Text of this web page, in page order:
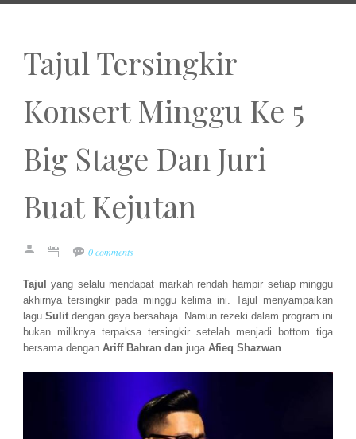
Tajul Tersingkir
Konsert Minggu Ke 5
Big Stage Dan Juri
Buat Kejutan
0 comments
Tajulyang selalu mendapat markah rendah hampir setiap minggu
akhirnya tersingkir pada minggu kelima ini. Tajul menyampaikan
lagu Sulit dengan gaya bersahaja. Namun rezeki dalam program ini
bukan miliknya terpaksa tersingkir setelah menjadi bottom tiga
bersama dengan Ariff Bahran dan juga Afieq Shazwan.